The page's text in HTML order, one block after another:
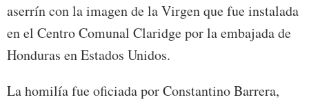
aserrín con la imagen de la Virgen que fue instalada
en el Centro Comunal Claridge por la embajada de
Honduras en Estados Unidos.
La homilía fue oficiada por Constantino Barrera,